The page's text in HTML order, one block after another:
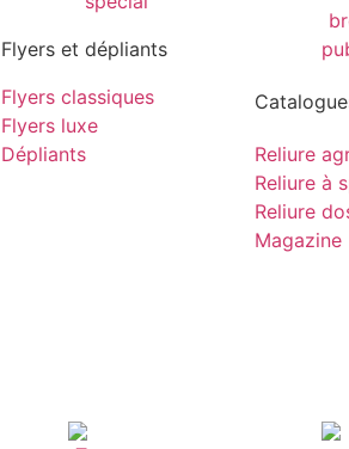
Flyers et dépliants
Flyers classiques
Flyers luxe
Dépliants
Reliure
Reliure à
Reliure
Magazine